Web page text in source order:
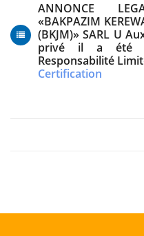
ANNONCE
«BAKPAZIM
(BKJM)» SARL U
privé il a été
Responsabilité
Certification